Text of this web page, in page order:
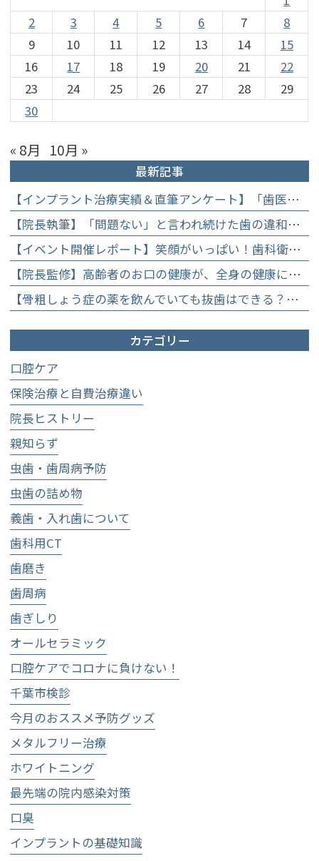
2
3 4 5 6 7
8
9
10 11 12 13 14
15
16
17 18 19 20 21
22
23
24 25 26 27 28
29
30
« 8月 10月 »
最新記事
【インプラント治療実績＆直筆アンケート】「歯医者が怖かった」トラウマを乗り越えて。70歳・介護士女性が手に入れた「晴れ晴れとした笑顔」と人生を支える噛み合わせ】
【院長執筆】「問題ない」と言われ続けた歯の違和感……60代女性が「80歳で20本の自前の歯」を守るために選んだ精密総合治療の全貌
【イベント開催レポート】笑顔がいっぱい！歯科衛生士×管理栄養士がお届けする「親子で楽しむむし歯になりにくいお菓子作り体験」】
【院長監修】高齢者のお口の健康が、全身の健康につながる理由。生涯おいしく食べるための「口内環境検査」とオーダーメイド予防】
【骨粗しょう症の薬を飲んでいても抜歯はできる？】顎骨壊死を防ぐために大切な口腔管理について
カテゴリー
口腔ケア
保険治療と自費治療違い
院長ヒストリー
親知らず
虫歯・歯周病予防
虫歯の詰め物
義歯・入れ歯について
歯科用CT
歯磨き
歯周病
歯ぎしり
オールセラミック
口腔ケアでコロナに負けない！
千葉市検診
今月のおススメ予防グッズ
メタルフリー治療
ホワイトニング
最先端の院内感染対策
口臭
インプラントの基礎知識